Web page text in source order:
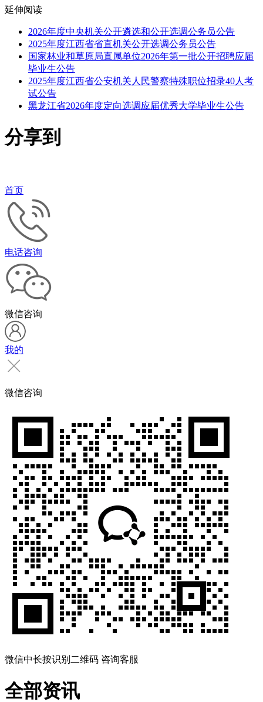
延伸阅读
2026年度中央机关公开遴选和公开选调公务员公告
2025年度江西省省直机关公开选调公务员公告
国家林业和草原局直属单位2026年第一批公开招聘应届
毕业生公告
2025年度江西省公安机关人民警察特殊职位招录40人考
试公告
黑龙江省2026年度定向选调应届优秀大学毕业生公告
分享到
首页
电话咨询
微信咨询
我的
微信咨询
微信中长按识别二维码 咨询客服
全部资讯